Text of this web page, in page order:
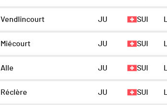
Vendlincourt JU SUI
Miécourt JU SUI
Alle JU SUI
Réclère JU SUI